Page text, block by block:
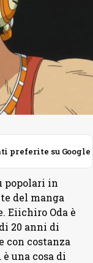
preferite su Google
popolari in
del manga
Eiichiro Oda è
20 anni di
con costanza
una cosa di